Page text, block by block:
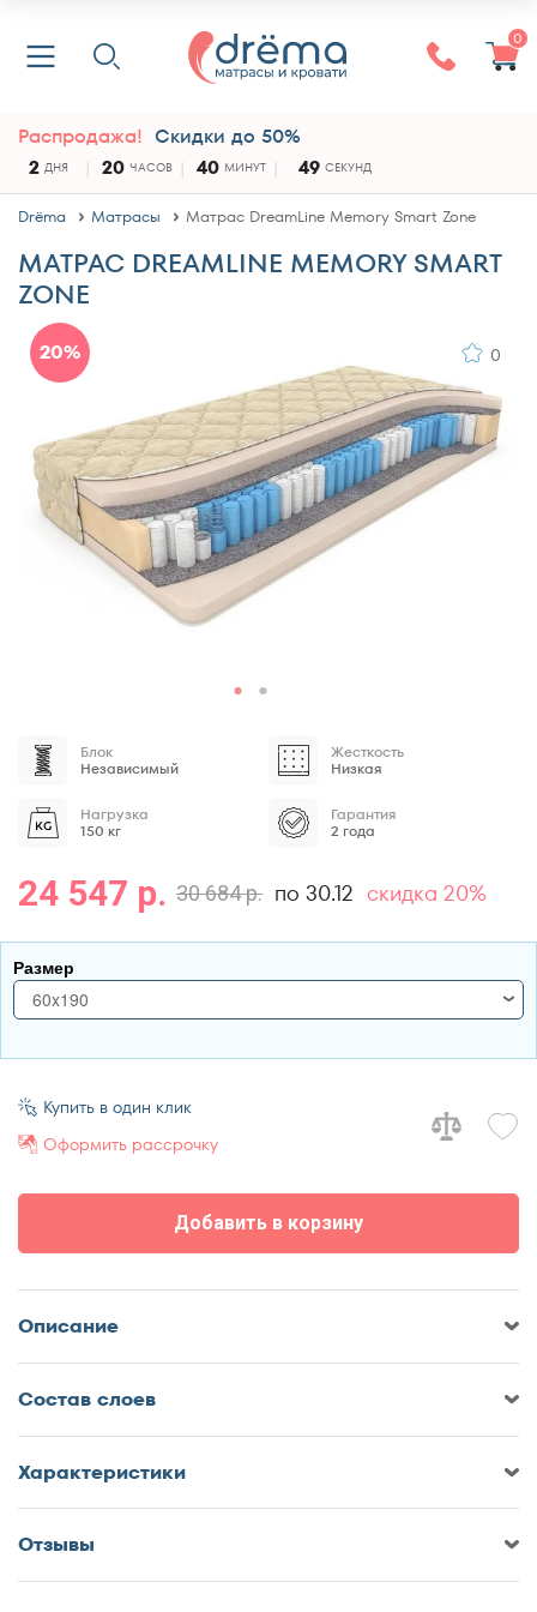
0
Распродажа! Скидки до 50%
2 ДНЯ 20 ЧАСОВ 40 МИНУТ 49 СЕКУНД
Drёma Матрасы Матрас DreamLine Memory Smart Zone
МАТРАС DREAMLINE MEMORY SMART
ZONE
20% 0
Блок
Независимый
Жесткость
Низкая
Нагрузка
150 кг
Гарантия
2 года
30 684 р.
24 547 р. по 30.12 скидка 20%
Размер
60x190
60x190
70x170
70x180
70x190
75x190
75x200
80x180
80x185
80x186
80x190
Добавить в корзину
Купить в один клик
Оформить рассрочку
Описание
Cостав слоев
Характеристики
Отзывы
Оставить отзыв о Матрас